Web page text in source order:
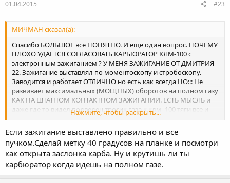
01.04.2015 #23
МИЧМАН сказал(а):
Спасибо БОЛЬШОЕ все ПОНЯТНО. И еще один вопрос. ПОЧЕМУ
ПЛОХО УДАЕТСЯ СОГЛАСОВАТЬ КАРБЮРАТОР КЛМ-100 с
электронным зажиганием ? У МЕНЯ ЗАЖИГАНИЕ ОТ ДМИТРИЯ
22. Зажигание выставлял по моментоскопу и стробоскопу.
Заводится и работает ОТЛИЧНО но есть как всегда НО::: Не
развивает максимальных (МОЩНЫХ) оборотов на полном газу
КАК НА ШТАТНОМ КОНТАКТНОМ ЗАЖИГАНИИ. ЕСТЬ МЫСЛЬ и
даже где то видел подведен тросик газа к клм -100 тяги все и
опережение как для карбюратора К 36К
Нажмите, чтобы раскрыть...
Если зажигание выставлено правильно и все
пучком.Сделай метку 40 градусов на планке и посмотри
как открыта заслонка карба. Ну и крутишь ли ты
карбюратор когда идешь на полном газе.